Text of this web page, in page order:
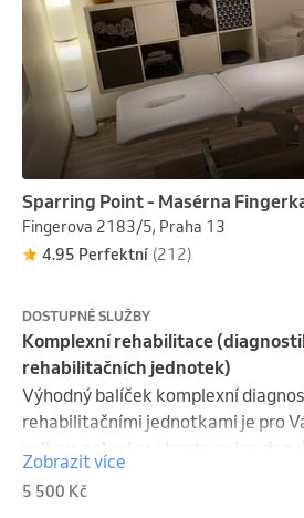
Sparring Point - Masérna
Fingerova 2183/5, Praha 13
4.95 Perfektní (212)
DOSTUPNÉ SLUŽBY
Komplexní rehabilitace
rehabilitačních jednotek)
Výhodný balíček komplexní
rehabilitačními jednotkami je pro
volbou, pokud se chcete nejen
příčinou Vašich obtíží, ale zároveň
odstranění a prevenci návratu, nebo
Zobrazit více
5 500 Kč